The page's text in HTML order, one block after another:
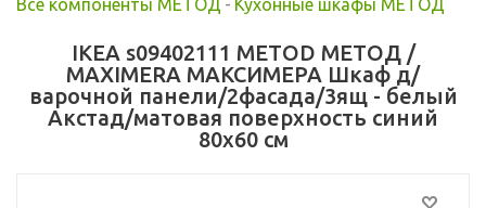
Все компоненты МЕТОД - Кухонные шкафы МЕТОД
IKEA s09402111 METOD МЕТОД /
MAXIMERA МАКСИМЕРА Шкаф д/
варочной панели/2фасада/3ящ - белый
Акстад/матовая поверхность синий
80x60 см